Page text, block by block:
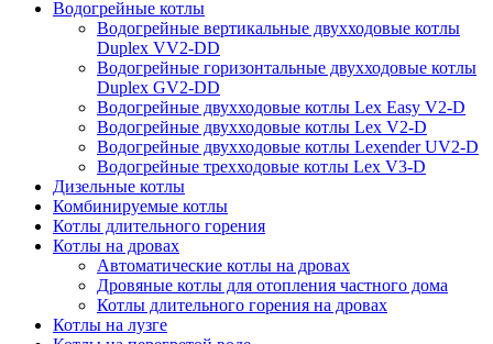
Водогрейные котлы
Водогрейные вертикальные двухходовые котлы
Duplex VV2-DD
Водогрейные горизонтальные двухходовые котлы
Duplex GV2-DD
Водогрейные двухходовые котлы Lex Easy V2-D
Водогрейные двухходовые котлы Lex V2-D
Водогрейные двухходовые котлы Lexender UV2-D
Водогрейные трехходовые котлы Lex V3-D
Дизельные котлы
Комбинируемые котлы
Котлы длительного горения
Котлы на дровах
Автоматические котлы на дровах
Дровяные котлы для отопления частного дома
Котлы длительного горения на дровах
Котлы на лузге